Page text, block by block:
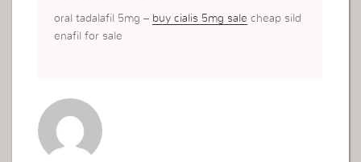
oral tadalafil 5mg – buy cialis 5mg sale cheap sild
enafil for sale